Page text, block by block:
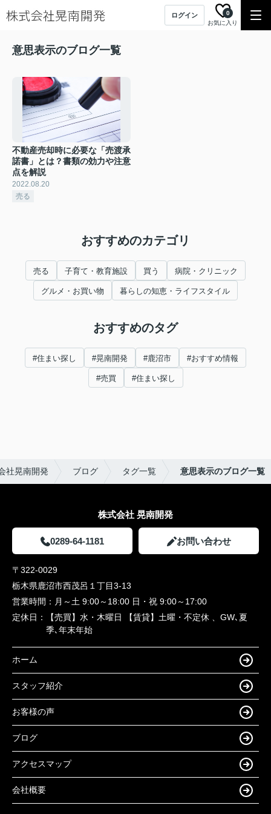
ログイン
お気に入り
0
意思表示のブログ一覧
不動産売却時に必要な「売渡承
諾書」とは？書類の効力や注意
点を解説
2022.08.20
売る
おすすめのカテゴリ
売る 子育て・教育施設 買う 病院・クリニック
グルメ・お買い物 暮らしの知恵・ライフスタイル
おすすめのタグ
#住まい探し #晃南開発 #鹿沼市 #おすすめ情報
#売買 #住まい探し
社晃南開発 ブログ タグ一覧 意思表示のブログ一覧
株式会社 晃南開発
0289-64-1181 お問い合わせ
〒322-0029
栃木県鹿沼市西茂呂１丁目3-13
営業時間： 月～土 9:00～18:00 日・祝 9:00～17:00
定休日：
【売買】水・木曜日 【賃貸】土曜・不定休 、GW､夏
季､年末年始
ホーム
スタッフ紹介
お客様の声
ブログ
アクセスマップ
会社概要